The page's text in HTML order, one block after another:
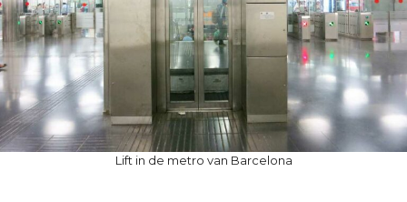
Lift in de metro van Barcelona